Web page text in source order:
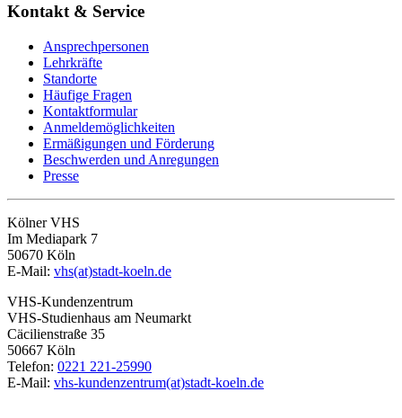
Kontakt & Service
Ansprechpersonen
Lehrkräfte
Standorte
Häufige Fragen
Kontaktformular
Anmeldemöglichkeiten
Ermäßigungen und Förderung
Beschwerden und Anregungen
Presse
Kölner VHS
Im Mediapark 7
50670 Köln
E-Mail: vhs(at)stadt-koeln.de
VHS-Kundenzentrum
VHS-Studienhaus am Neumarkt
Cäcilienstraße 35
50667 Köln
Telefon: 0221 221-25990
E-Mail: vhs-kundenzentrum(at)stadt-koeln.de